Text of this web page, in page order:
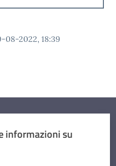
08-2022, 18:39
informazioni su